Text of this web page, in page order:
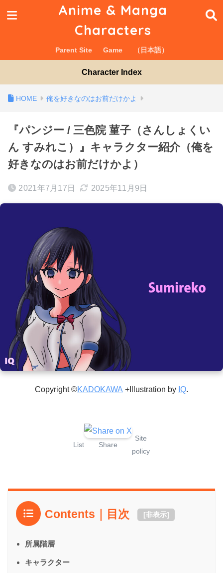
Anime & Manga
Characters
Parent Site Game （日本語）
Character Index
俺を好きなのはお前だけかよ
『パンジー / 三色院 菫子（さんしょくい
ん すみれこ）』キャラクター紹介（俺を
好きなのはお前だけかよ）
2021年7月17日 2025年11月9日
Copyright ©KADOKAWA +Illustration by IQ.
List Share
Site
policy
Contents｜目次 [非表示]
所属階層
キャラクター